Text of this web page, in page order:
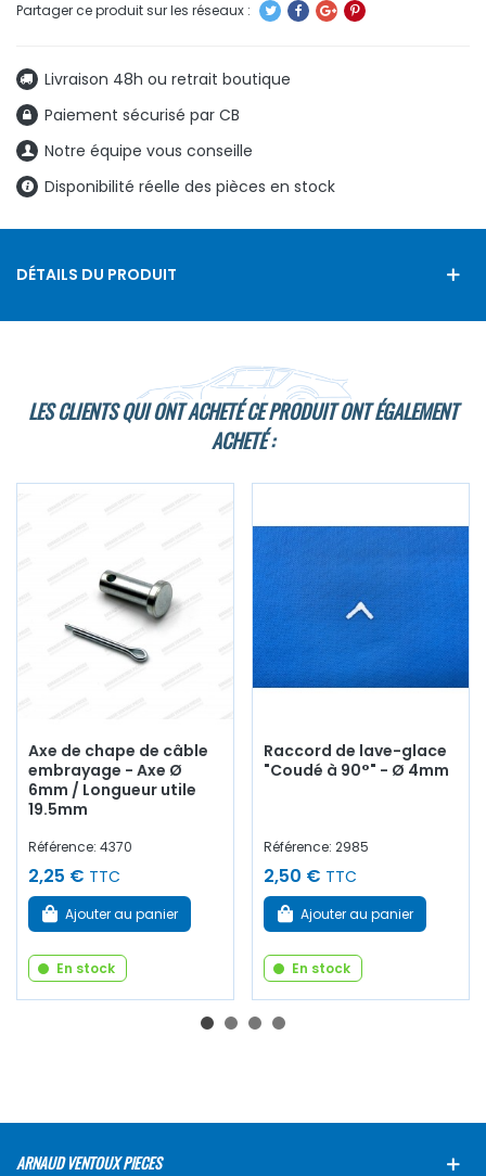
Livraison 48h ou retrait boutique
Paiement sécurisé par CB
Notre équipe vous conseille
Disponibilité réelle des pièces en stock
DÉTAILS DU PRODUIT
LES CLIENTS QUI ONT ACHETÉ CE PRODUIT ONT ÉGALEMENT
ACHETÉ :
Axe de chape de câble
embrayage - Axe Ø
6mm / Longueur utile
19.5mm
Référence: 4370
2,25 € TTC
Ajouter au panier
En stock
Raccord de lave-glace
"Coudé à 90°" - Ø 4mm
Référence: 2985
2,50 € TTC
Ajouter au panier
En stock
ARNAUD VENTOUX PIECES